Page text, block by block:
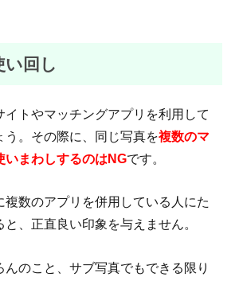
い回し
イトやマッチングアプリを利用して
う。その際に、同じ写真を複数のマ
いまわしするのはNGです。
複数のアプリを併用している人にた
、正直良い印象を与えません。
んのこと、サブ写真でもできる限り